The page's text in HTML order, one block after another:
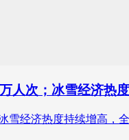
人次；冰雪经济热
雪经济热度持续增高